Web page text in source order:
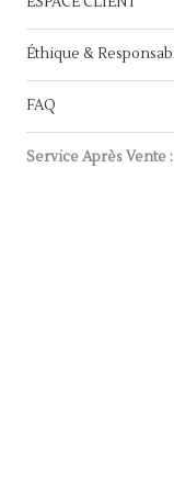
Éthique &
FAQ
Service Après Vente